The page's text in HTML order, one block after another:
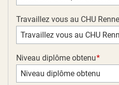
Travaillez vous au CHU
Travaillez vous au CHU
Niveau diplôme obtenu
Niveau diplôme obtenu